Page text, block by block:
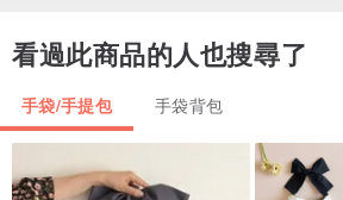
看過此商品的人也搜尋了
手袋/手提包 手袋背包